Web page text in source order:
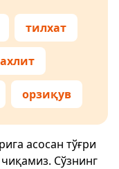
тилхат
орзиқув
асосан тўғри
Сўзнинг